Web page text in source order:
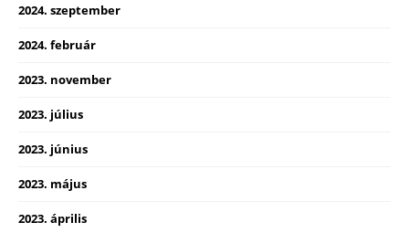
2024. szeptember
2024. február
2023. november
2023. július
2023. június
2023. május
2023. április